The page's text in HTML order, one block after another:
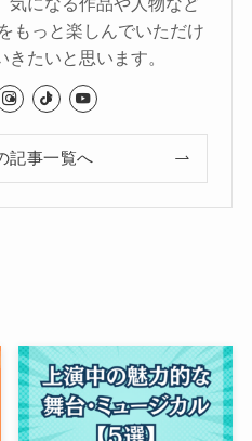
もっと楽しんでいただけ
たいと思います。
記事一覧へ